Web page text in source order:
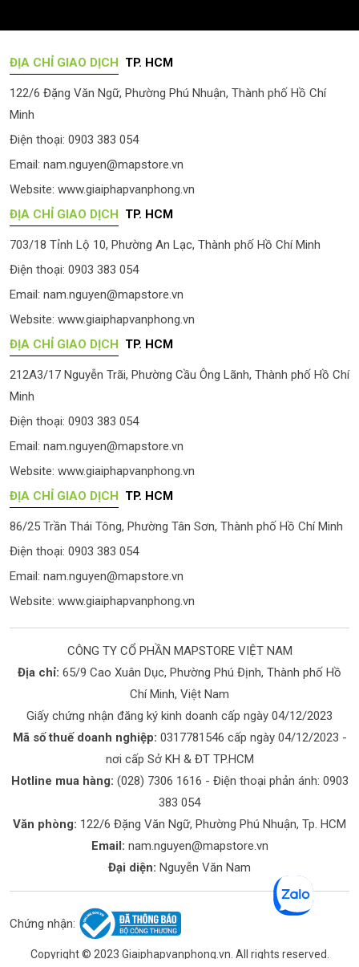
ĐỊA CHỈ GIAO DỊCH TP. HCM
122/6 Đặng Văn Ngữ, Phường Phú Nhuận, Thành phố Hồ Chí
Minh
Điện thoại: 0903 383 054
Email: nam.nguyen@mapstore.vn
Website: www.giaiphapvanphong.vn
ĐỊA CHỈ GIAO DỊCH
TP. HCM
703/18 Tỉnh Lộ 10, Phường An Lạc, Thành phố Hồ Chí Minh
Điện thoại: 0903 383 054
Email: nam.nguyen@mapstore.vn
Website: www.giaiphapvanphong.vn
ĐỊA CHỈ GIAO DỊCH
TP. HCM
212A3/17 Nguyễn Trãi, Phường Cầu Ông Lãnh, Thành phố Hồ Chí
Minh
Điện thoại: 0903 383 054
Email: nam.nguyen@mapstore.vn
Website: www.giaiphapvanphong.vn
ĐỊA CHỈ GIAO DỊCH
TP. HCM
86/25 Trần Thái Tông, Phường Tân Sơn, Thành phố Hồ Chí Minh
Điện thoại: 0903 383 054
Email: nam.nguyen@mapstore.vn
Website: www.giaiphapvanphong.vn
CÔNG TY CỔ PHẦN MAPSTORE VIỆT NAM
Địa chỉ: 65/9 Cao Xuân Dục, Phường Phú Định, Thành phố Hồ
Chí Minh, Việt Nam
Giấy chứng nhận đăng ký kinh doanh cấp ngày 04/12/2023
Mã số thuế doanh nghiệp: 0317781546 cấp ngày 04/12/2023 -
nơi cấp Sở KH & ĐT TP.HCM
Hotline mua hàng: (028) 7306 1616 - Điện thoại phản ánh: 0903
383 054
Văn phòng: 122/6 Đặng Văn Ngữ, Phường Phú Nhuận, Tp. HCM
Email: nam.nguyen@mapstore.vn
Đại diện: Nguyễn Văn Nam
Chứng nhận:
Copyright © 2023 Giaiphapvanphong.vn. All rights reserved.